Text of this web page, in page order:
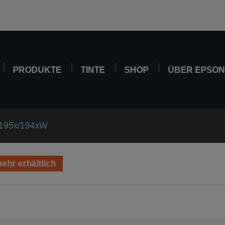
PRODUKTE TINTE SHOP ÜBER EPSON
194xW
erhältlich